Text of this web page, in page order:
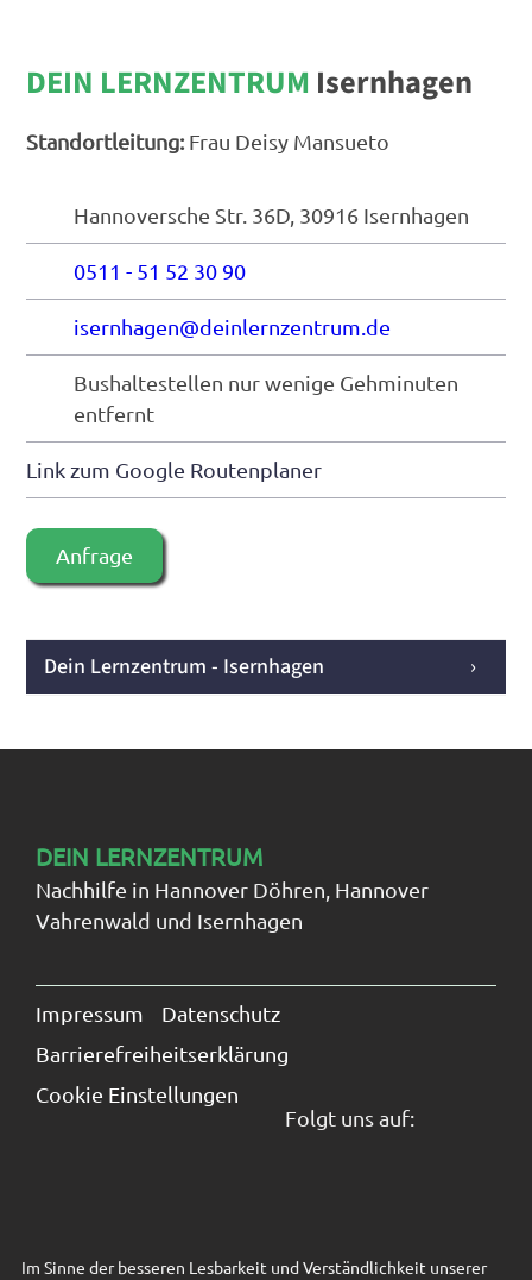
DEIN LERNZENTRUM Isernhagen
Standortleitung: Frau Deisy Mansueto
Hannoversche Str. 36D, 30916 Isernhagen
0511 - 51 52 30 90
isernhagen@deinlernzentrum.de
Bushaltestellen nur wenige Gehminuten
entfernt
Link zum Google Routenplaner
Anfrage
Dein Lernzentrum - Isernhagen
DEIN LERNZENTRUM
Nachhilfe in Hannover Döhren, Hannover
Vahrenwald und Isernhagen
Navigation
überspringen
Impressum
Datenschutz
Barrierefreiheitserklärung
Cookie Einstellungen
Folgt uns auf:
Im Sinne der besseren Lesbarkeit und Verständlichkeit unserer